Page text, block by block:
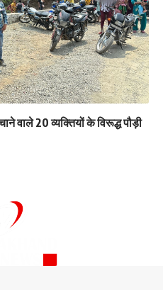
वाले 20 व्यक्तियों के विरूद्ध पौड़ी